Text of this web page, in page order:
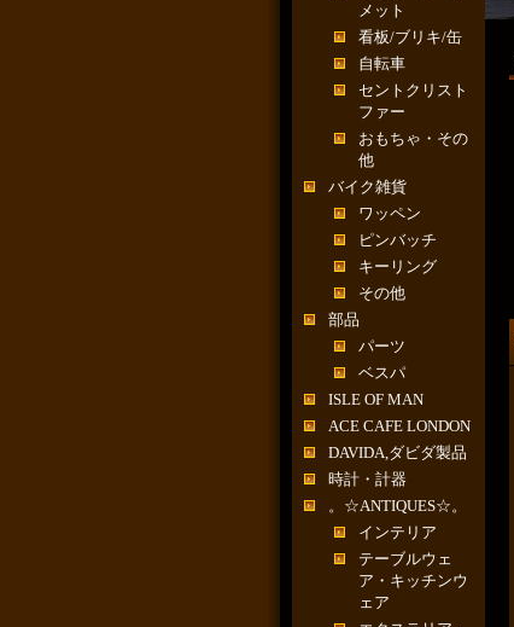
メット
看板/ブリキ/缶
自転車
セントクリスト
ファー
おもちゃ・その
他
バイク雑貨
ワッペン
ピンバッチ
キーリング
その他
部品
パーツ
ベスパ
ISLE OF MAN
ACE CAFE LONDON
DAVIDA,ダビダ製品
時計・計器
。☆ANTIQUES☆。
インテリア
テーブルウェ
ア・キッチンウ
ェア